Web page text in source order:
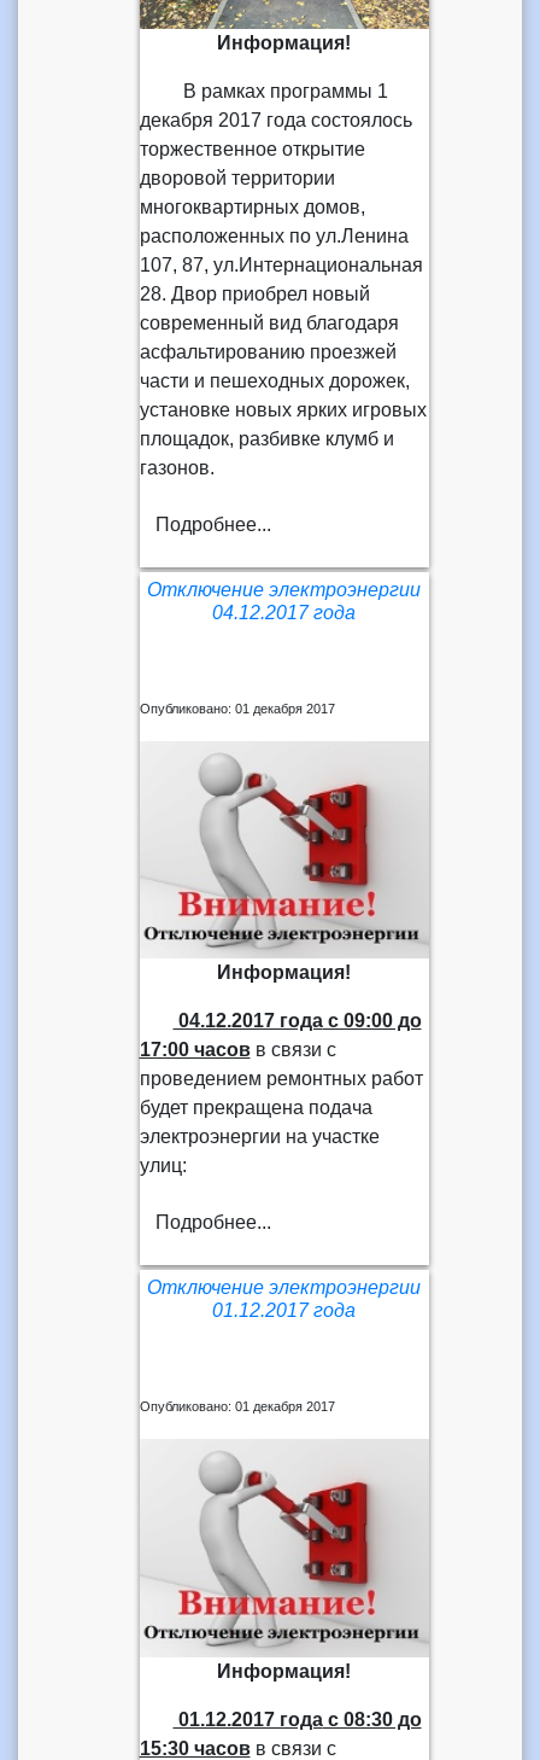
Информация!
В рамках программы 1
декабря 2017 года состоялось
торжественное открытие
дворовой территории
многоквартирных домов,
расположенных по ул.Ленина
107, 87, ул.Интернациональная
28. Двор приобрел новый
современный вид благодаря
асфальтированию проезжей
части и пешеходных дорожек,
установке новых ярких игровых
площадок, разбивке клумб и
газонов.
Подробнее...
Отключение электроэнергии
04.12.2017 года
Опубликовано: 01 декабря 2017
Информация!
04.12.2017 годас 09:00 до
17:00 часовв связи с
проведением ремонтных работ
будет прекращена подача
электроэнергии на участке
улиц:
Подробнее...
Отключение электроэнергии
01.12.2017 года
Опубликовано: 01 декабря 2017
Информация!
01.12.2017 годас 08:30 до
15:30 часовв связи с